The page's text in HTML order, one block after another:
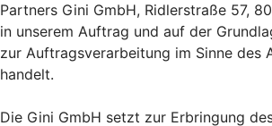
Partners Gini GmbH, Ridlerstraße 57,
in unserem Auftrag und auf der
zur Auftragsverarbeitung im Sinne des
handelt.
Die Gini GmbH setzt zur Erbringung